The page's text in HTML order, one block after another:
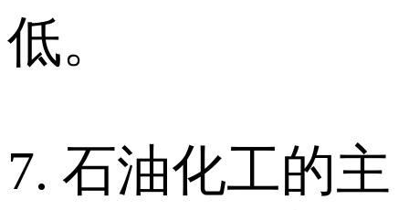
低。
7. 石油化工的主